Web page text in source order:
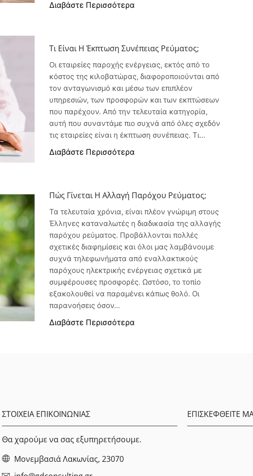
Διαβάστε Περισσότερα
Τι Είναι Η Έκπτωση Συνέπειας Ρεύματος;
Οι εταιρείες παροχής ενέργειας, εκτός από το
κόστος της κιλοβατώρας, διαφοροποιούνται από
τον ανταγωνισμό και μέσω των επιπλέον
υπηρεσιών, των προσφορών και των εκπτώσεων
που παρέχουν. Από την τελευταία κατηγορία,
αυτή που συναντάμε πιο συχνά από όλες σχεδόν
τις εταιρείες είναι η έκπτωση συνέπειας. Τι...
Διαβάστε Περισσότερα
Πώς Γίνεται Η Αλλαγή Παρόχου Ρεύματος;
Τα τελευταία χρόνια, είναι πλέον γνώριμη στους
Έλληνες καταναλωτές η διαδικασία της αλλαγής
παρόχου ρεύματος. Προβάλλονται πολλές
σχετικές διαφημίσεις και όλοι μας λαμβάνουμε
συχνά τηλεφωνήματα από εναλλακτικούς
παρόχους ηλεκτρικής ενέργειας σχετικά με
συμφέρουσες προσφορές. Ωστόσο, το τοπίο
εξακολουθεί να παραμένει κάπως θολό. Οι
παρανοήσεις όσον...
Διαβάστε Περισσότερα
ΣΤΟΙΧΕΙΑ ΕΠΙΚΟΙΝΩΝΙΑΣ
Θα χαρούμε να σας εξυπηρετήσουμε.
Μονεμβασιά Λακωνίας, 23070
ΕΠΙΣΚΕΦΘΕΙΤΕ